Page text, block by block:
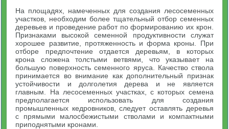
На площадях, намеченных для создания лесосеменных
участков, необходим более тщательный отбор семенных
деревьев и проведение работ по формированию их крон.
Признаками высокой семенной продуктивности служат
хорошее развитие, протяженность и форма кроны. При
отборе предпочтение отдается деревьям, в которых
крона сложена толстыми ветвями, что указывает на
большую поверхность семенного яруса. Качество ствола
принимается во внимание как дополнительный признак
устойчивости и долголетия дерева и не является
главным. На лесосеменных участках, с которых семена
предполагается использовать для создания
промышленных кедровников, следует оставлять деревья
с прямыми малосбежистыми стволами и компактными
приподнятыми кронами.